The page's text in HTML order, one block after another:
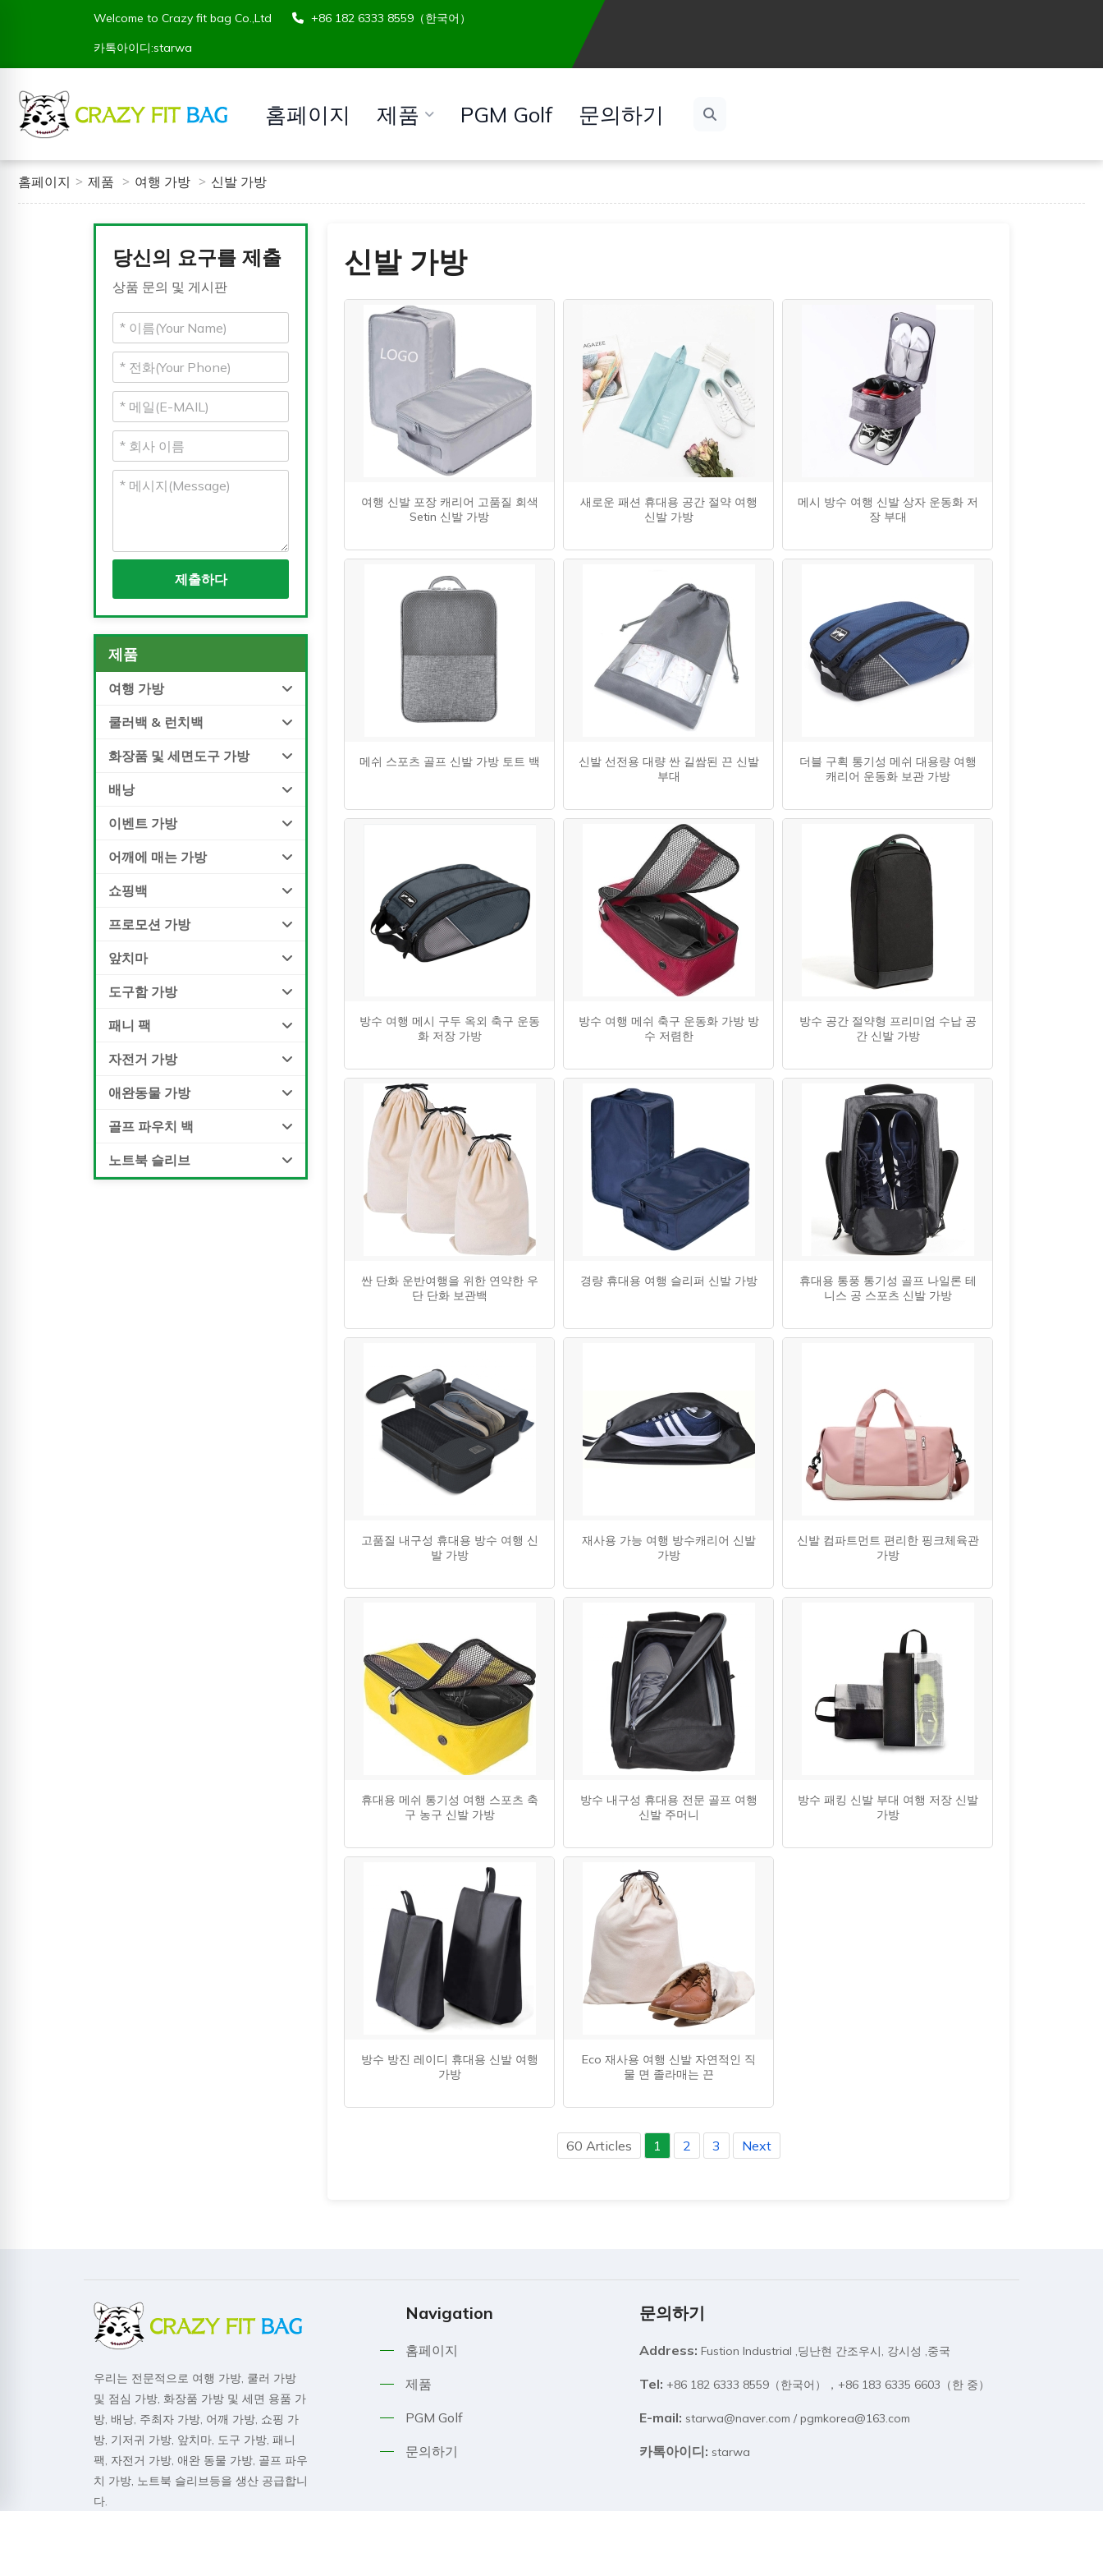
Welcome to Crazy fit bag Co.,Ltd
+86 182 6333 8559（한국어）
카톡아이디:starwa
홈페이지 제품 PGM Golf 문의하기
홈페이지 제품 여행 가방 신발 가방
당신의 요구를 제출
상품 문의 및 게시판
제출하다
제품
여행 가방
쿨러백 & 런치백
화장품 및 세면도구 가방
배낭
이벤트 가방
어깨에 매는 가방
쇼핑백
프로모션 가방
앞치마
도구함 가방
패니 팩
자전거 가방
애완동물 가방
골프 파우치 백
노트북 슬리브
신발 가방
여행 신발 포장 캐리어 고품질 회색
Setin 신발 가방
새로운 패션 휴대용 공간 절약 여행
신발 가방
메시 방수 여행 신발 상자 운동화 저
장 부대
메쉬 스포츠 골프 신발 가방 토트 백
신발 선전용 대량 싼 길쌈된 끈 신발
부대
더블 구획 통기성 메쉬 대용량 여행
캐리어 운동화 보관 가방
방수 여행 메시 구두 옥외 축구 운동
화 저장 가방
방수 여행 메쉬 축구 운동화 가방 방
수 저렴한
방수 공간 절약형 프리미엄 수납 공
간 신발 가방
싼 단화 운반여행을 위한 연약한 우
단 단화 보관백
경량 휴대용 여행 슬리퍼 신발 가방
휴대용 통풍 통기성 골프 나일론 테
니스 공 스포츠 신발 가방
고품질 내구성 휴대용 방수 여행 신
발 가방
재사용 가능 여행 방수캐리어 신발
가방
신발 컴파트먼트 편리한 핑크체육관
가방
휴대용 메쉬 통기성 여행 스포츠 축
구 농구 신발 가방
방수 내구성 휴대용 전문 골프 여행
신발 주머니
방수 패킹 신발 부대 여행 저장 신발
가방
방수 방진 레이디 휴대용 신발 여행
가방
Eco 재사용 여행 신발 자연적인 직
물 면 졸라매는 끈
60 Articles 1 2 3 Next
우리는 전문적으로 여행 가방, 쿨러 가방
및 점심 가방, 화장품 가방 및 세면 용품 가
방, 배낭, 주최자 가방, 어깨 가방, 쇼핑 가
방, 기저귀 가방, 앞치마, 도구 가방, 패니
팩, 자전거 가방, 애완 동물 가방, 골프 파우
치 가방, 노트북 슬리브등을 생산 공급합니
다.
Navigation
홈페이지
제품
PGM Golf
문의하기
문의하기
Address: Fustion Industrial ,딩난현 간조우시, 강시성 ,중국
Tel: +86 182 6333 8559（한국어），+86 183 6335 6603（한 중）
E-mail: starwa@naver.com / pgmkorea@163.com
카톡아이디: starwa